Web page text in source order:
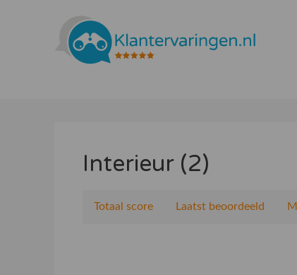
Interieur (2)
Totaal score Laatst beoordeeld